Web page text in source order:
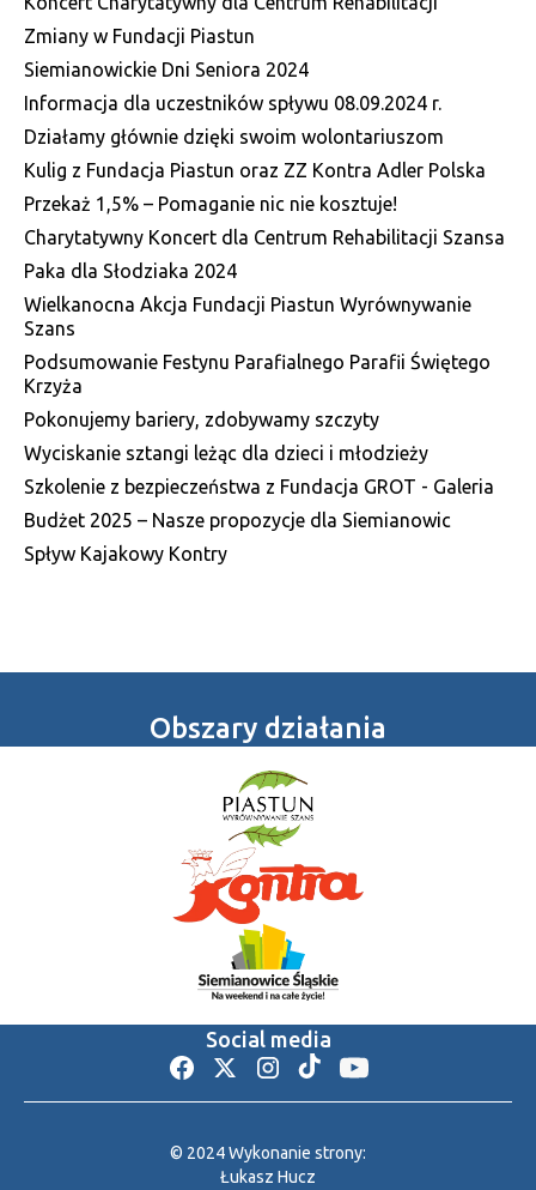
Zmiany w Fundacji Piastun
Siemianowickie Dni Seniora 2024
Informacja dla uczestników spływu 08.09.2024 r.
Działamy głównie dzięki swoim wolontariuszom
Kulig z Fundacja Piastun oraz ZZ Kontra Adler Polska
Przekaż 1,5% – Pomaganie nic nie kosztuje!
Charytatywny Koncert dla Centrum Rehabilitacji Szansa
Paka dla Słodziaka 2024
Wielkanocna Akcja Fundacji Piastun Wyrównywanie
Szans
Podsumowanie Festynu Parafialnego Parafii Świętego
Krzyża
Pokonujemy bariery, zdobywamy szczyty
Wyciskanie sztangi leżąc dla dzieci i młodzieży
Szkolenie z bezpieczeństwa z Fundacja GROT - Galeria
Budżet 2025 – Nasze propozycje dla Siemianowic
Spływ Kajakowy Kontry
Obszary działania
Social media
© 2024 Wykonanie strony:
Łukasz Hucz